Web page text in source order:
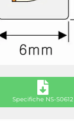
Specifiche NS-S0612